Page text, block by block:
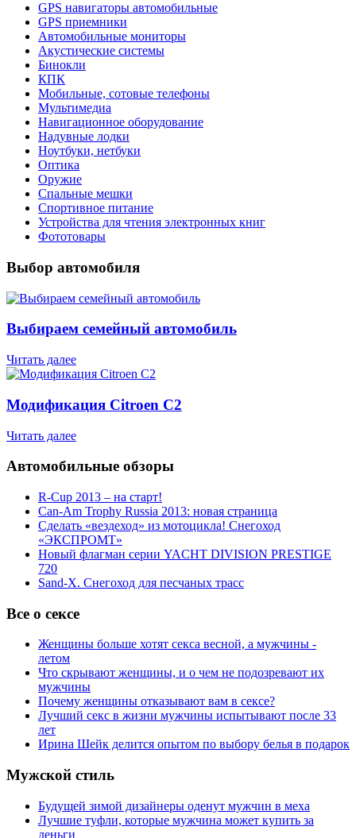
GPS навигаторы автомобильные
GPS приемники
Автомобильные мониторы
Акустические системы
Бинокли
КПК
Мобильные, сотовые телефоны
Мультимедиа
Навигационное оборудование
Надувные лодки
Ноутбуки, нетбуки
Оптика
Оружие
Спальные мешки
Спортивное питание
Устройства для чтения электронных книг
Фототовары
Выбор автомобиля
Выбираем семейный автомобиль
Читать далее
Модификация Citroen С2
Читать далее
Автомобильные обзоры
R-Cup 2013 – на старт!
Can-Am Trophy Russia 2013: новая страница
Сделать «вездеход» из мотоцикла! Снегоход
«ЭКСПРОМТ»
Новый флагман серии YACHT DIVISION PRESTIGE
720
Sand-X. Снегоход для песчаных трасс
Все о сексе
Женщины больше хотят секса весной, а мужчины -
летом
Что скрывают женщины, и о чем не подозревают их
мужчины
Почему женщины отказывают вам в сексе?
Лучший секс в жизни мужчины испытывают после 33
лет
Ирина Шейк делится опытом по выбору белья в подарок
Мужской стиль
Будущей зимой дизайнеры оденут мужчин в меха
Лучшие туфли, которые мужчина может купить за
деньги